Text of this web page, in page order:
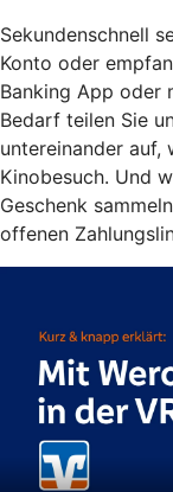
Sekundenschnell
Konto oder
Banking App oder
Bedarf teilen Sie
untereinander auf,
Kinobesuch. Und
Geschenk
offenen